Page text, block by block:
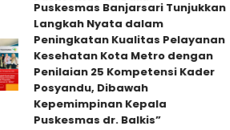
Puskesmas Banjarsari Tunjukkan
Langkah Nyata dalam
Peningkatan Kualitas Pelayanan
Kesehatan Kota Metro dengan
Penilaian 25 Kompetensi Kader
Posyandu, Dibawah
Kepemimpinan Kepala
Puskesmas dr. Balkis”